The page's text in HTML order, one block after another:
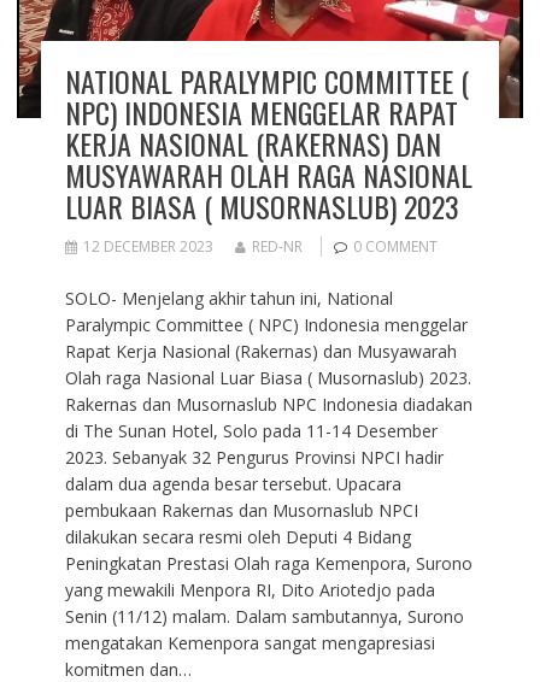
NATIONAL PARALYMPIC COMMITTEE (
NPC) INDONESIA MENGGELAR RAPAT
KERJA NASIONAL (RAKERNAS) DAN
MUSYAWARAH OLAH RAGA NASIONAL
LUAR BIASA ( MUSORNASLUB) 2023
12 DECEMBER 2023 RED-NR 0 COMMENT
SOLO- Menjelang akhir tahun ini, National
Paralympic Committee ( NPC) Indonesia menggelar
Rapat Kerja Nasional (Rakernas) dan Musyawarah
Olah raga Nasional Luar Biasa ( Musornaslub) 2023.
Rakernas dan Musornaslub NPC Indonesia diadakan
di The Sunan Hotel, Solo pada 11-14 Desember
2023. Sebanyak 32 Pengurus Provinsi NPCI hadir
dalam dua agenda besar tersebut. Upacara
pembukaan Rakernas dan Musornaslub NPCI
dilakukan secara resmi oleh Deputi 4 Bidang
Peningkatan Prestasi Olah raga Kemenpora, Surono
yang mewakili Menpora RI, Dito Ariotedjo pada
Senin (11/12) malam. Dalam sambutannya, Surono
mengatakan Kemenpora sangat mengapresiasi
komitmen dan…